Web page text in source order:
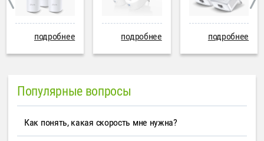
подробнее подробнее подробнее
Популярные вопросы
Как понять, какая скорость мне нужна?